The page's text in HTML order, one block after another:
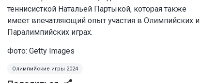
теннисисткой Натальей Партыкой, которая также
имеет впечатляющий опыт участия в Олимпийских и
Паралимпийских играх.
Фото: Getty Images
Олимпийские игры 2024